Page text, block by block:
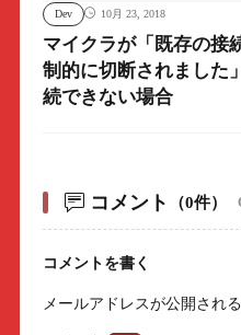
Dev 10月 23, 2018
マイクラが「既存の接
制的に切断されました
続できない場合
コメント （0件）
コメントを書く
メールアドレスが公開され